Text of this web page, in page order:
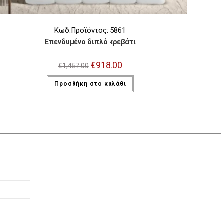
Κωδ.Προϊόντος: 5861
Επενδυμένο διπλό κρεβάτι
€1,457.00 Original
price
was:
€1,457.00.
€918.00Η
τιμή
είναι:
€918.00.
Προσθήκη στο καλάθι